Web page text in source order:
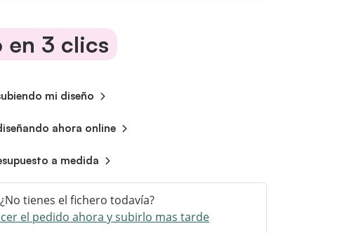
en 3 clics
mi diseño
ahora online
a medida
¿No tienes el fichero todavía?
el pedido ahora y subirlo mas tarde